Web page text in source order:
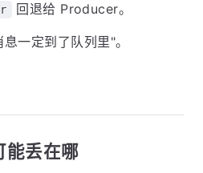
回退给 Producer。
一定到了队列里"。
能丢在哪